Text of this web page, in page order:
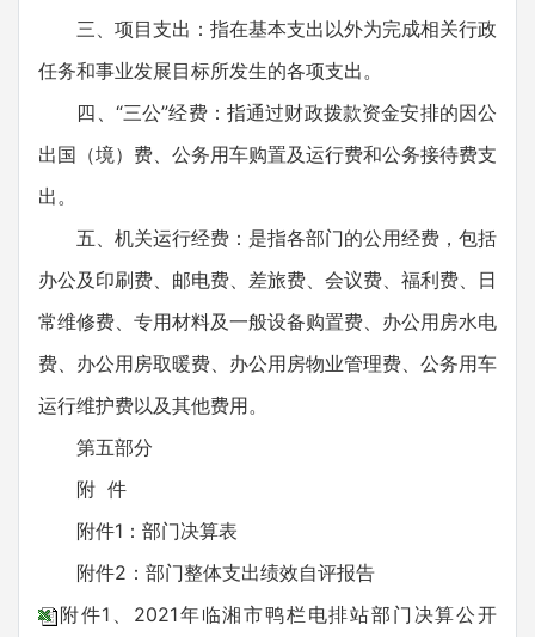
三、项目支出：指在基本支出以外为完成相关行政
任务和事业发展目标所发生的各项支出。
四、“三公”经费：指通过财政拨款资金安排的因公
出国（境）费、公务用车购置及运行费和公务接待费支
出。
五、机关运行经费：是指各部门的公用经费，包括
办公及印刷费、邮电费、差旅费、会议费、福利费、日
常维修费、专用材料及一般设备购置费、办公用房水电
费、办公用房取暖费、办公用房物业管理费、公务用车
运行维护费以及其他费用。
第五部分
附 件
附件1：部门决算表
附件2：部门整体支出绩效自评报告
附件1、2021年临湘市鸭栏电排站部门决算公开